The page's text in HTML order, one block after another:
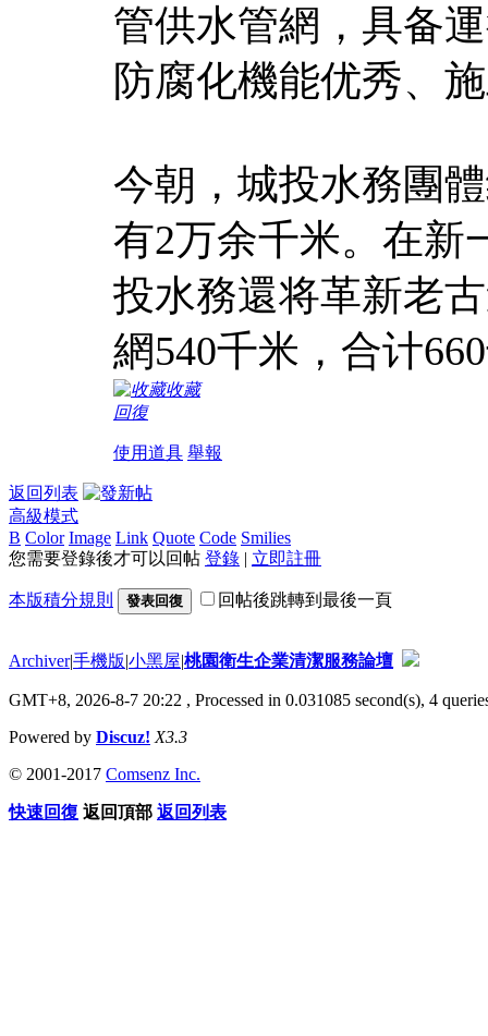
管供水管網，具备
防腐化機能优秀、
今朝，城投水務團
有2万余千米。在新
投水務還将革新老
網540千米，合计
收藏
回復
使用道具 舉報
返回列表
高級模式
B Color Image Link Quote Code Smilies
您需要登錄後才可以回帖 登錄 | 立即註冊
本版積分規則 發表回復 回帖後跳轉到最後一頁
Archiver|手機版|小黑屋|桃園衛生企業清潔服務論壇
GMT+8, 2026-8-7 20:22 , Processed in 0.031085 second(s), 4
Powered by Discuz! X3.3
© 2001-2017 Comsenz Inc.
快速回復 返回頂部 返回列表